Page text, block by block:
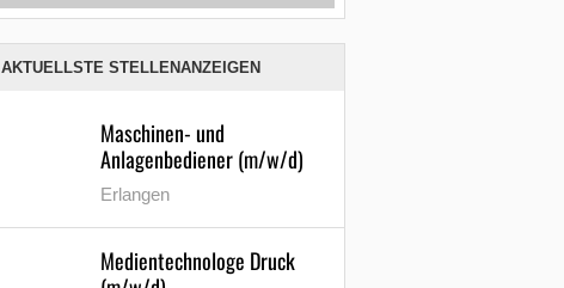
AKTUELLSTE STELLENANZEIGEN
Maschinen- und
Anlagenbediener (m/w/d)
Erlangen
Medientechnologe Druck